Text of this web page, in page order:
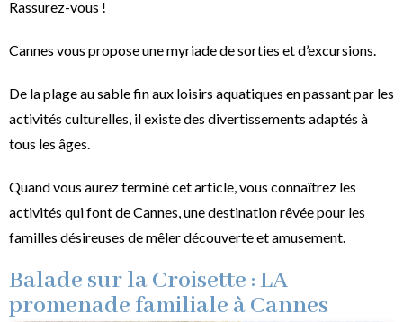
Rassurez-vous !
Cannes vous propose une myriade de sorties et d’excursions.
De la plage au sable fin aux loisirs aquatiques en passant par les
activités culturelles, il existe des divertissements adaptés à
tous les âges.
Quand vous aurez terminé cet article, vous connaîtrez les
activités qui font de Cannes, une destination rêvée pour les
familles désireuses de mêler découverte et amusement.
Balade sur la Croisette : LA
promenade familiale à Cannes